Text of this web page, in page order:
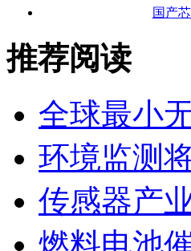
国产
推荐阅读
全球最小
环境监测
传感器产